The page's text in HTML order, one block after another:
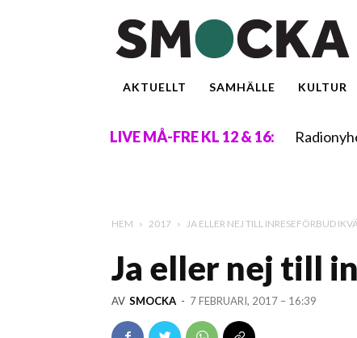
AKTUELLT SAMHÄLLE KULTUR
LIVE MÅ-FRE KL 12 & 16:
HEM 2017 JA ELLER NEJ TILL INRESEFÖRBUD
Ja eller nej till
AV SMOCKA - 7 FEBRUARI, 2017 – 16:39